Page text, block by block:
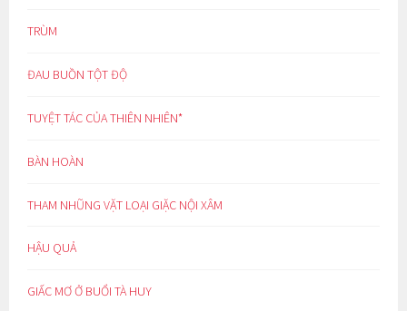
TRÙM
ĐAU BUỒN TỘT ĐỘ
TUYỆT TÁC CỦA THIÊN NHIÊN*
BÀN HOÀN
THAM NHŨNG VẶT LOẠI GIẶC NỘI XÂM
HẬU QUẢ
GIẤC MƠ Ở BUỔI TÀ HUY